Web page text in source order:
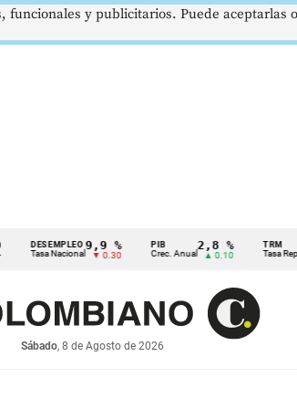
Nacional
9,9 %
▼ 0.30
PIB
Crec. Anual
2,8 %
▲ 0.10
TRM
Tasa Rep. Moneda
Sábado, 8 de Agosto de 2026
y publicitarios. Puede aceptarlas